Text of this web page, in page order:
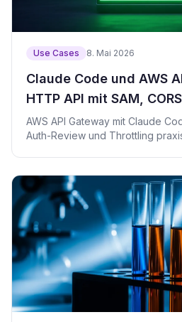
Use Cases 8. Mai 2026
Claude Code und AWS
HTTP API mit SAM,
Throttling
AWS API Gateway mit Claude
Auth-Review und Throttling